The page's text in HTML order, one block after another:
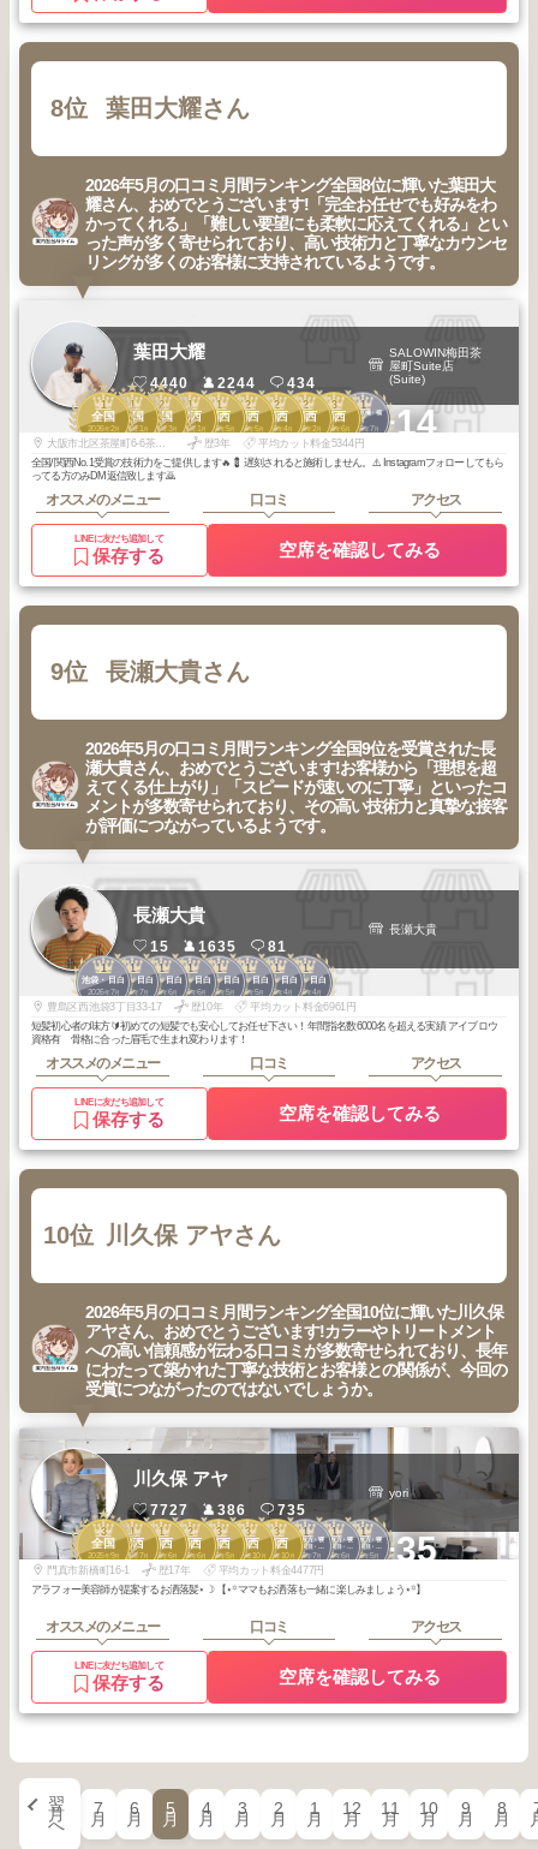
8位 葉田大耀さん
2026年5月の口コミ月間ランキング全国8位に輝いた葉田大
耀さん、おめでとうございます!「完全お任せでも好みをわ
かってくれる」「難しい要望にも柔軟に応えてくれる」とい
った声が多く寄せられており、高い技術力と丁寧なカウンセ
リングが多くのお客様に支持されているようです。
1
全国
2026年 2月
1
全国
2026年 1
2
全国
2026年 3月
1
関西
2026年 1
1
関西
2025年 5月
2
関西
2026年 5月
2
関西
2026年 4月
2
関西
2026年 2月
3
関西
2026年 6月
1
梅田・京橋・福
島・本町
2026年 7月+14
葉田大耀
4440 2244 434
SALOWIN梅田茶
屋町Suite店
(Suite)
歴3年
平均カット料金5344円
全国/関西No.1受賞の技術力をご提供します🔥💈 遅刻されると施術しません。⚠️ Instagramフォローしてもら
ってる方のみDM返信致します🙇
オススメのメニュー 口コミ アクセス
LINEに友だち追加して
保存する 空席を確認してみる
9位 長瀬大貴さん
2026年5月の口コミ月間ランキング全国9位を受賞された長
瀬大貴さん、おめでとうございます!お客様から「理想を超
えてくる仕上がり」「スピードが速いのに丁寧」といったコ
メントが多数寄せられており、その高い技術力と真摯な接客
が評価につながっているようです。
1
池袋・目白
2026年 7月
1
池袋・目白
2026年 7月
1
池袋・目白
2026年 6月
1
池袋・目白
2026年 6月
1
池袋・目白
2026年 5月
1
池袋・目白
2026年 5月
1
池袋・目白
2026年 4月
1
池袋・目白
2026年 4月
長瀬大貴
15 1635 81
長瀬大貴
豊島区西池袋3丁目33-17 歴10年
平均カット料金6961円
短髪初心者の味方🔰初めての短髪でも安心してお任せ下さい！年間指名数6000名を超える実績 アイブロウ
資格有 骨格に合った眉毛で生まれ変わります！
オススメのメニュー 口コミ アクセス
LINEに友だち追加して
保存する 空席を確認してみる
10位 川久保 アヤさん
2026年5月の口コミ月間ランキング全国10位に輝いた川久保
アヤさん、おめでとうございます!カラーやトリートメント
への高い信頼感が伝わる口コミが多数寄せられており、長年
にわたって築かれた丁寧な技術とお客様との関係が、今回の
受賞につながったのではないでしょうか。
3
全国
2025年 9月
1
関西
2025年 7月
1
関西
2025年 6月
2
関西
2026年 6月
3
関西
2026年 5月
3
関西
2025年 10月
3
関西
2025年 10月
1
門真・枚方・寝
屋川・関目・守
口・蒲生・鶴見
2026年 7月
1
門真・枚方・寝
屋川・関目・守
口・蒲生・鶴見
2026年 6月
1
門真・枚方・寝
屋川・関目・守
口・蒲生・鶴見
2026年 5月+35
川久保 アヤ
7727 386 735
yori
門真市新橋町16-1 歴17年
平均カット料金4477円
アラフォー美容師が提案するお洒落髪⋆☽ 【⋆꙳ママもお洒落も一緒に楽しみましょう⋆꙳】
オススメのメニュー 口コミ アクセス
LINEに友だち追加して
保存する 空席を確認してみる
翌
月
へ
7
月
6
月
5
月
4
月
3
月
2
月
1
月
12
月
11
月
10
月
9
月
8
月